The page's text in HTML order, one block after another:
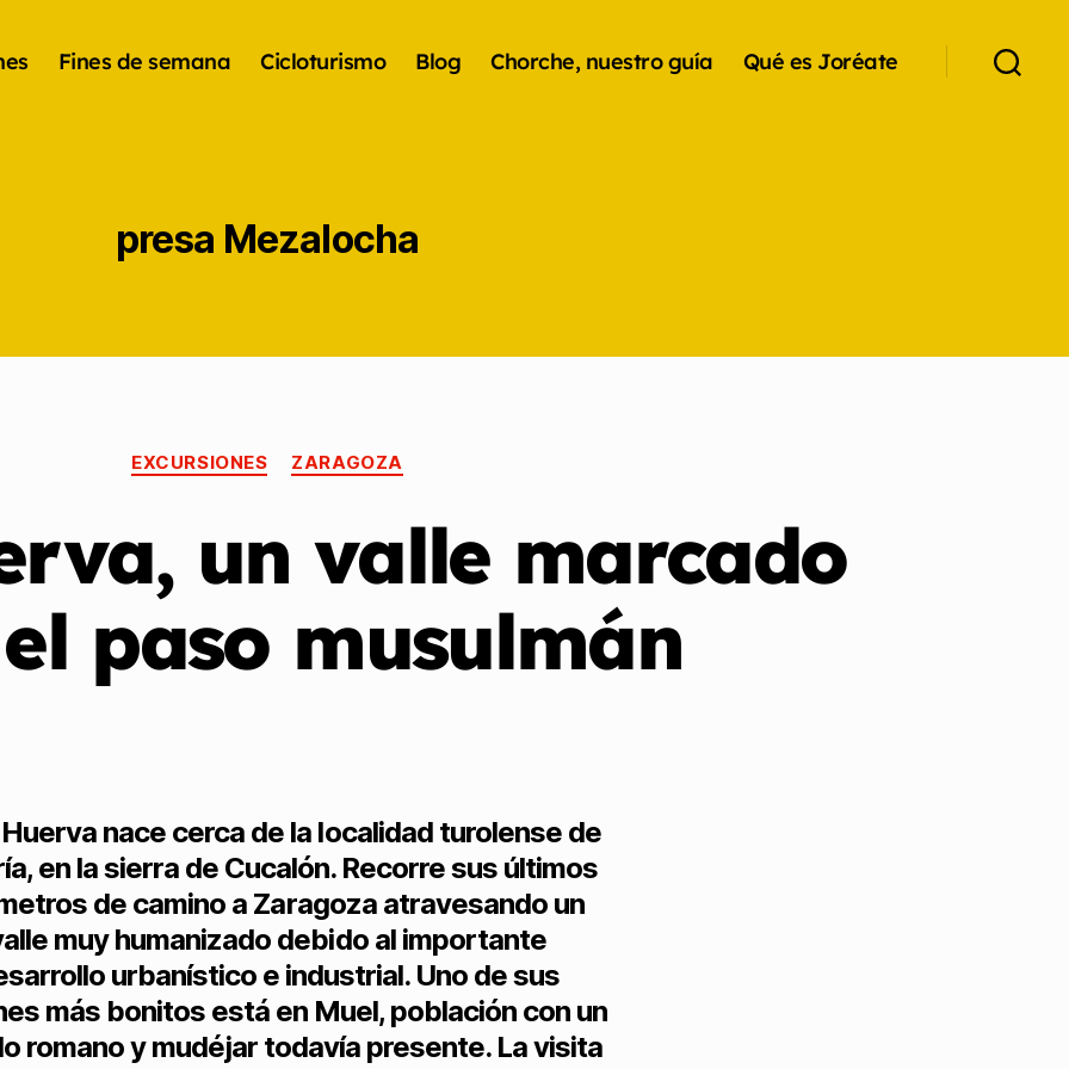
Fines de semana Cicloturismo Blog Chorche, nuestro guía Qué es Joréate
presa Mezalocha
EXCURSIONES ZARAGOZA
un valle marcado
paso musulmán
nace cerca de la localidad turolense de
en la sierra de Cucalón. Recorre sus últimos
de camino a Zaragoza atravesando un
muy humanizado debido al importante
urbanístico e industrial. Uno de sus
más bonitos está en Muel, población con un
romano y mudéjar todavía presente. La visita